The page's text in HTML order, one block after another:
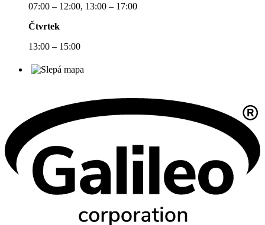
07:00 – 12:00, 13:00 – 17:00
Čtvrtek
13:00 – 15:00